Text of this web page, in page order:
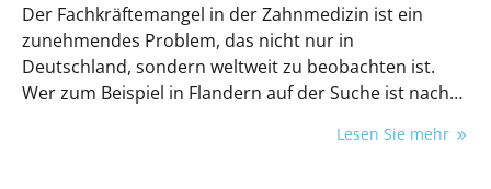
Der Fachkräftemangel in der Zahnmedizin ist ein
zunehmendes Problem, das nicht nur in
Deutschland, sondern weltweit zu beobachten ist.
Wer zum Beispiel in Flandern auf der Suche ist nach
Herausforderung: Aufgrund des Mitarbeitermangels
Lesen Sie mehr